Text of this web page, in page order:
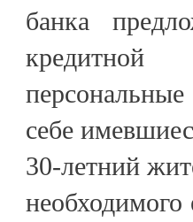
банка
кредитной
себе
30-летний
необходимого